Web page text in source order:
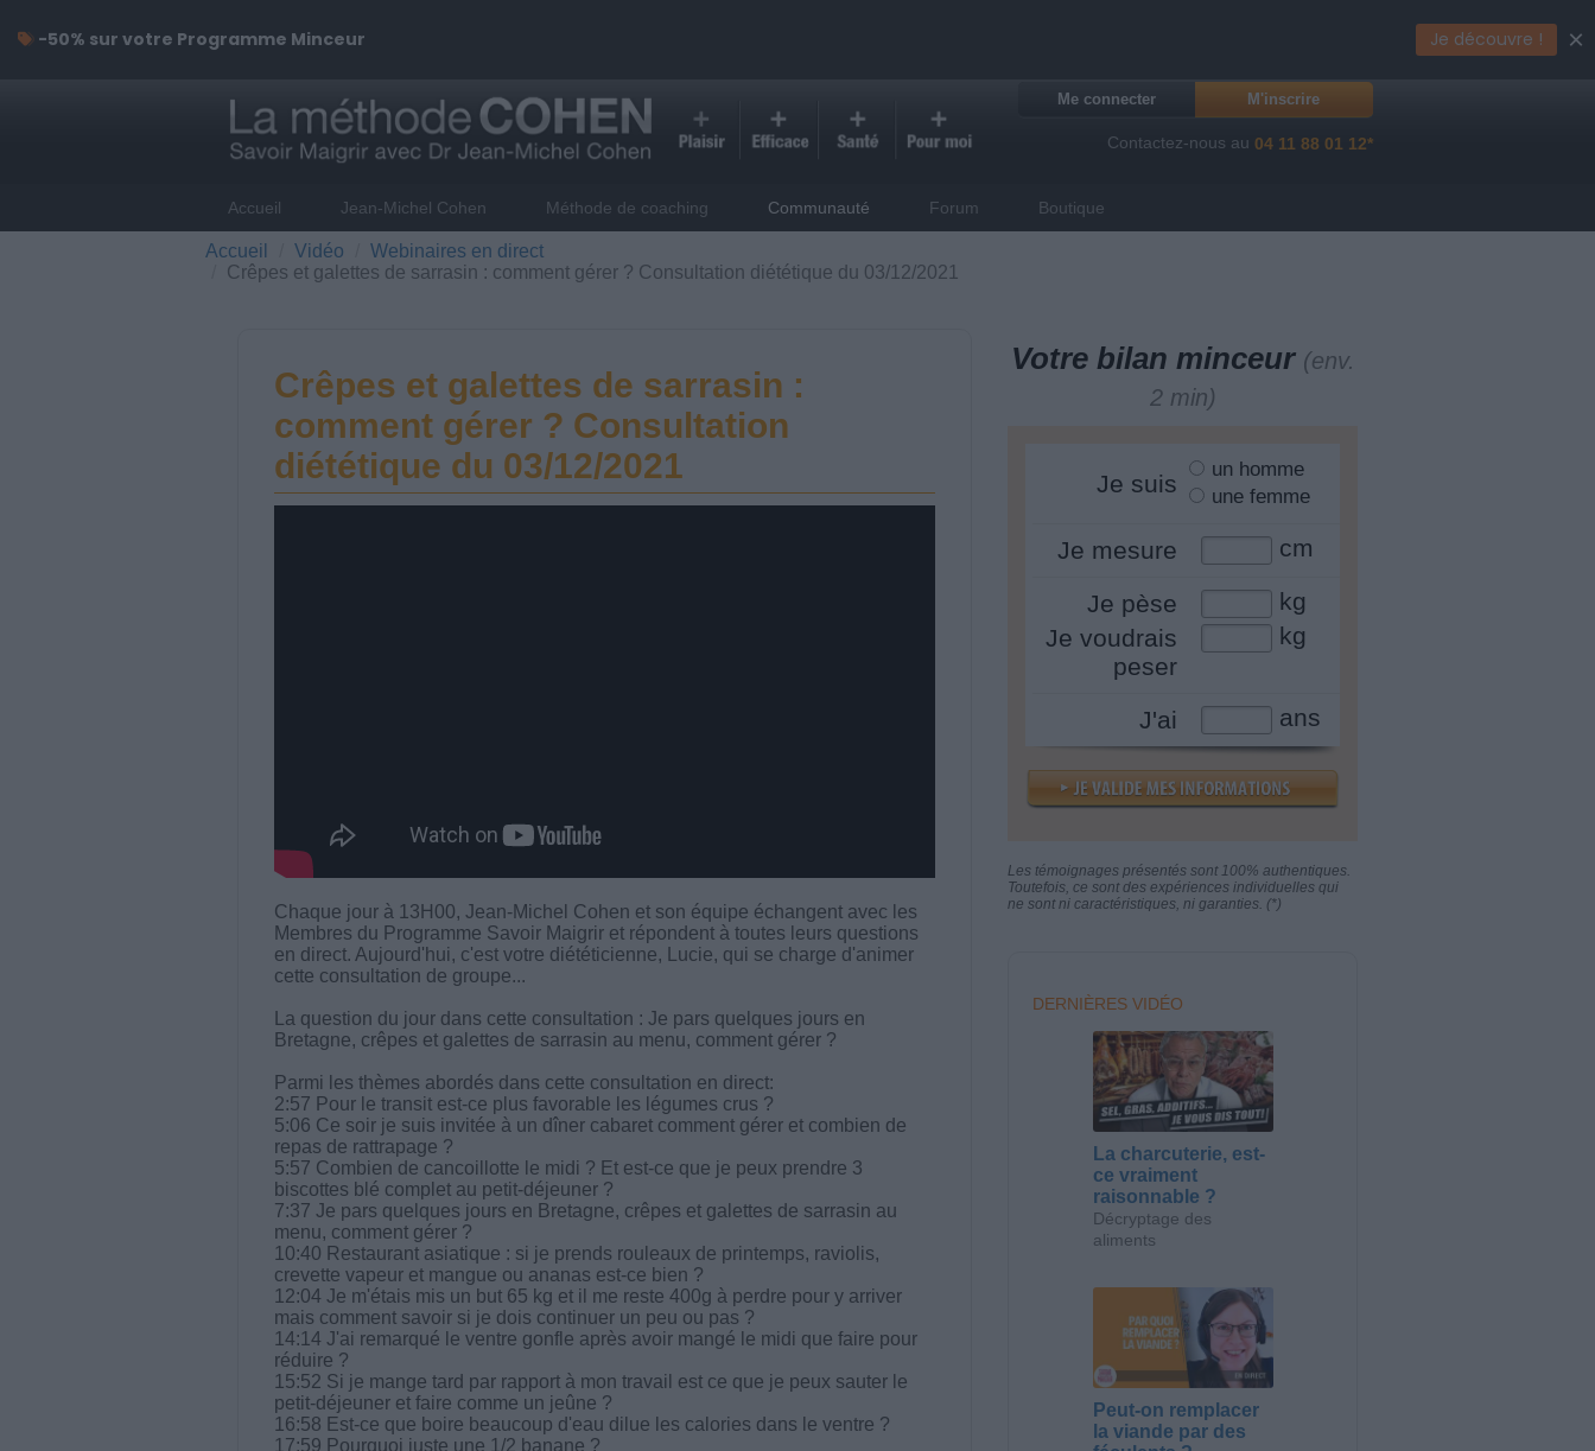
Me connecter M'inscrire
Contactez-nous au 04 11 88 01 12*
Accueil Jean-Michel Cohen Méthode de coaching Communauté Forum Boutique
Accueil Vidéo
Webinaires en direct
Crêpes et galettes de sarrasin : comment gérer ? Consultation diététique du 03/12/2021
Crêpes et galettes de sarrasin :
comment gérer ? Consultation
diététique du 03/12/2021
Chaque jour à 13H00, Jean-Michel Cohen et son équipe échangent avec les
Membres du Programme Savoir Maigrir et répondent à toutes leurs questions
en direct. Aujourd'hui, c'est votre diététicienne, Lucie, qui se charge d'animer
cette consultation de groupe...
La question du jour dans cette consultation : Je pars quelques jours en
Bretagne, crêpes et galettes de sarrasin au menu, comment gérer ?
Parmi les thèmes abordés dans cette consultation en direct:
2:57 Pour le transit est-ce plus favorable les légumes crus ?
5:06 Ce soir je suis invitée à un dîner cabaret comment gérer et combien de
repas de rattrapage ?
5:57 Combien de cancoillotte le midi ? Et est-ce que je peux prendre 3
biscottes blé complet au petit-déjeuner ?
7:37 Je pars quelques jours en Bretagne, crêpes et galettes de sarrasin au
menu, comment gérer ?
10:40 Restaurant asiatique : si je prends rouleaux de printemps, raviolis,
crevette vapeur et mangue ou ananas est-ce bien ?
12:04 Je m'étais mis un but 65 kg et il me reste 400g à perdre pour y arriver
mais comment savoir si je dois continuer un peu ou pas ?
14:14 J'ai remarqué le ventre gonfle après avoir mangé le midi que faire pour
réduire ?
15:52 Si je mange tard par rapport à mon travail est ce que je peux sauter le
petit-déjeuner et faire comme un jeûne ?
16:58 Est-ce que boire beaucoup d'eau dilue les calories dans le ventre ?
17:59 Pourquoi juste une 1/2 banane ?
Votre bilan minceur (env.
2 min)
Je suis
un homme
une femme
Je mesure cm
Je pèse
kg
Je voudrais
peser
kg
J'ai ans
Les témoignages présentés sont 100% authentiques.
Toutefois, ce sont des expériences individuelles qui
ne sont ni caractéristiques, ni garanties. (*)
DERNIÈRES VIDÉO
La charcuterie, est-
ce vraiment
raisonnable ?
Décryptage des
aliments
Peut-on remplacer
la viande par des
-50% sur votre Programme Minceur Je découvre ! ×